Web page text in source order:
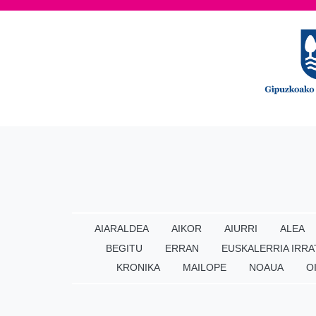
AIARALDEA AIKOR AIURRI ALEA
BEGITU
ERRAN EUSKALERRIA
KRONIKA
MAILOPE NOAUA